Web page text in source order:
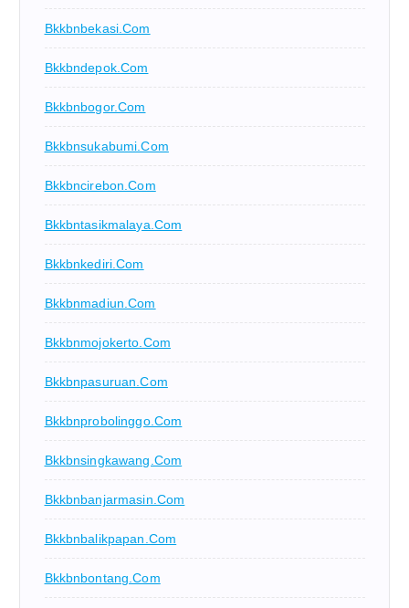
Bkkbnbekasi.com
Bkkbndepok.com
Bkkbnbogor.com
Bkkbnsukabumi.com
Bkkbncirebon.com
Bkkbntasikmalaya.com
Bkkbnkediri.com
Bkkbnmadiun.com
Bkkbnmojokerto.com
Bkkbnpasuruan.com
Bkkbnprobolinggo.com
Bkkbnsingkawang.com
Bkkbnbanjarmasin.com
Bkkbnbalikpapan.com
Bkkbnbontang.com